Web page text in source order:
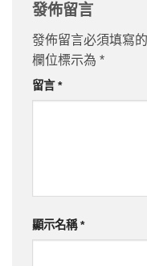
發佈留言
發佈留言必須填寫
欄位標示為 *
留言*
顯示名稱*